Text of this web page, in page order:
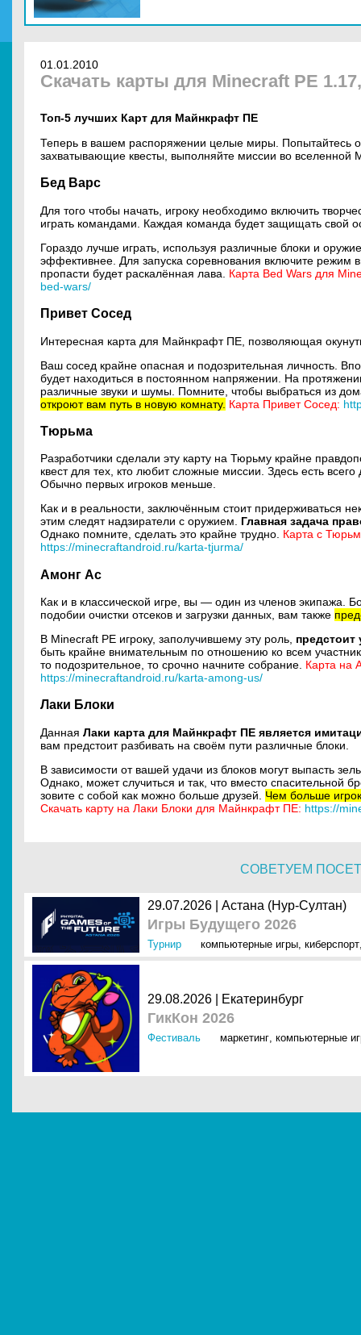
01.01.2010
Скачать карты для Minecraft PE
Топ-5 лучших Карт для Майнкрафт ПЕ
Теперь в вашем распоряжении целые миры. Попытайтесь
захватывающие квесты, выполняйте миссии во вселенной
Бед Варс
Для того чтобы начать, игроку необходимо включить
играть командами. Каждая команда будет защищать свой
Гораздо лучше играть, используя различные блоки и
эффективнее. Для запуска соревнования включите режим
пропасти будет раскалённая лава.
Карта Bed Wars для
bed-wars/
Привет Сосед
Интересная карта для Майнкрафт ПЕ, позволяющая
Ваш сосед крайне опасная и подозрительная личность.
будет находиться в постоянном напряжении. На
различные звуки и шумы. Помните, чтобы выбраться из
откроют вам путь в новую комнату. Карта Привет Сосед:
Тюрьма
Разработчики сделали эту карту на Тюрьму крайне
квест для тех, кто любит сложные миссии. Здесь есть
Обычно первых игроков меньше.
Как и в реальности, заключённым стоит придерживаться
этим следят надзиратели с оружием. Главная задача
Однако помните, сделать это крайне трудно. Карта с
https://minecraftandroid.ru/karta-tjurma/
Амонг Ас
Как и в классической игре, вы — один из членов экипажа.
подобии очистки отсеков и загрузки данных, вам также
В Minecraft PE игроку, заполучившему эту роль, предстоит
быть крайне внимательным по отношению ко всем
то подозрительное, то срочно начните собрание. Карта на
https://minecraftandroid.ru/karta-among-us/
Лаки Блоки
Данная Лаки карта для Майнкрафт ПЕ является
вам предстоит разбивать на своём пути различные блоки.
В зависимости от вашей удачи из блоков могут выпасть
Однако, может случиться и так, что вместо спасительной
зовите с собой как можно больше друзей. Чем больше
Скачать карту на Лаки Блоки для Майнкрафт ПЕ: https://
СОВЕТУЕМ
29.07.2026 | Астана (Нур-Султан)
Игры Будущего 2026
Турнир компьютерные игры, киберспорт
29.08.2026 | Екатеринбург
ГикКон 2026
Фестиваль маркетинг, компьютерные